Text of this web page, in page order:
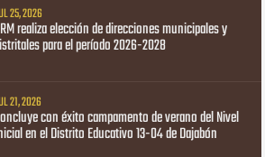
25, 2026
realiza elección de direcciones municipales y
para el período 2026-2028
21, 2026
con éxito campamento de verano del Nivel
en el Distrito Educativo 13-04 de Dajabón